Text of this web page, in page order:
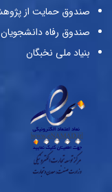
صندوق حمایت از
صندوق رفاه دانشجویان
بنیاد ملی نخبگان